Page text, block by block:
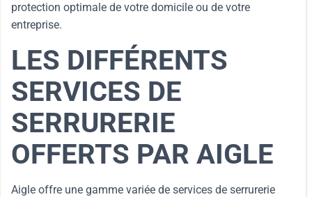
protection optimale de votre domicile ou de votre
entreprise.
LES DIFFÉRENTS
SERVICES DE
SERRURERIE
OFFERTS PAR AIGLE
Aigle offre une gamme variée de services de serrurerie